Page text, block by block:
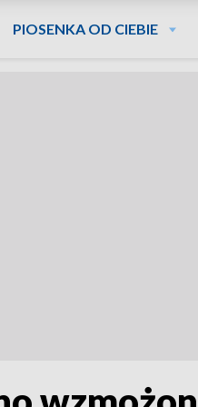
PIOSENKA OD CIEBIE